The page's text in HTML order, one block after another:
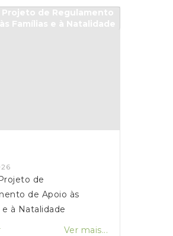
de
de Apoio às
e à Natalidade
Ver mais...